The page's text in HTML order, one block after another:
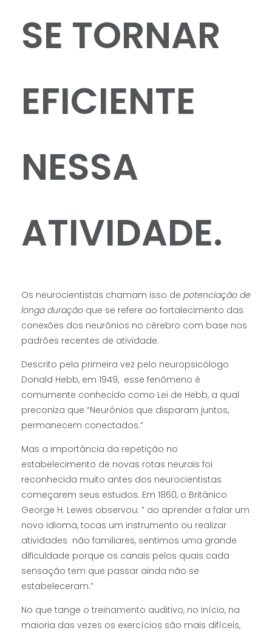
SE TORNAR
EFICIENTE
NESSA
ATIVIDADE.
Os neurocientistas chamam isso de potenciação de
longa duração que se refere ao fortalecimento das
conexões dos neurônios no cérebro com base nos
padrões recentes de atividade.
Descrito pela primeira vez pelo neuropsicólogo
Donald Hebb, em 1949, esse fenômeno é
comumente conhecido como Lei de Hebb, a qual
preconiza que “Neurônios que disparam juntos,
permanecem conectados.”
Mas a importância da repetição no
estabelecimento de novas rotas neurais foi
reconhecida muito antes dos neurocientistas
começarem seus estudos. Em 1860, o Britânico
George H. Lewes observou: ” ao aprender a falar um
novo idioma, tocas um instrumento ou realizar
atividades não familiares, sentimos uma grande
dificuldade porque os canais pelos quais cada
sensação tem que passar ainda não se
estabeleceram.”
No que tange o treinamento auditivo, no início, na
maioria das vezes os exercícios são mais difíceis,